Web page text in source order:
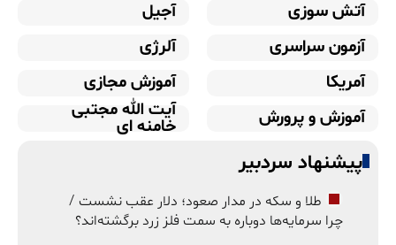
آتش سوزی
آجیل
آزمون سراسری
آلرژی
آمریکا
آموزش مجازی
آموزش و پرورش
آیت الله مجتبی
خامنه ای
پیشنهاد سردبیر
طلا و سکه در مدار صعود؛ دلار عقب نشست /
چرا سرمایه‌ها دوباره به سمت فلز زرد برگشته‌اند؟